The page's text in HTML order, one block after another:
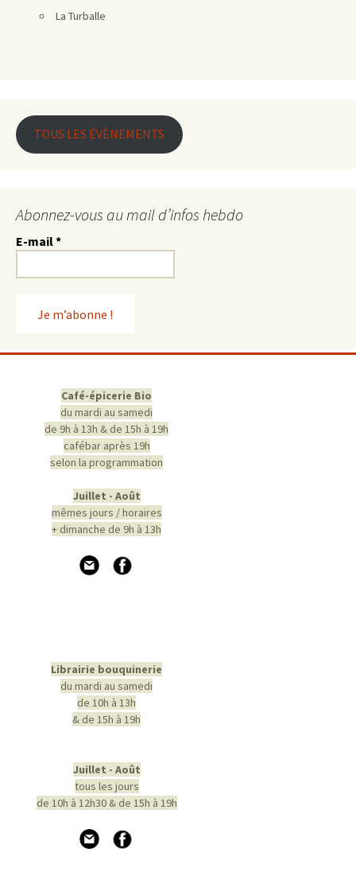
La Turballe
TOUS LES ÉVÈNEMENTS
Abonnez-vous au mail d’infos hebdo
E-mail*
Café-épicerie Bio
du mardi au samedi
de 9h à 13h & de 15h à 19h
cafébar après 19h
selon la programmation
Juillet - Août
mêmes jours / horaires
+ dimanche de 9h à 13h
Librairie bouquinerie
du mardi au samedi
de 10h à 13h
& de 15h à 19h
Juillet - Août
tous les jours
de 10h à 12h30 & de 15h à 19h